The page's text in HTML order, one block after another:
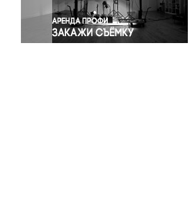
Экономика и бизнес